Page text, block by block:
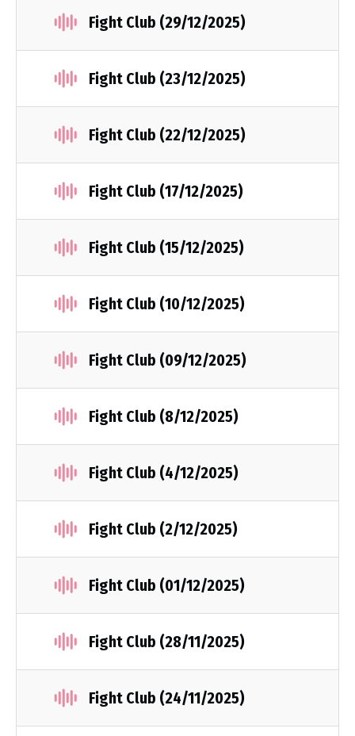
Fight Club (29/12/2025)
Fight Club (23/12/2025)
Fight Club (22/12/2025)
Fight Club (17/12/2025)
Fight Club (15/12/2025)
Fight Club (10/12/2025)
Fight Club (09/12/2025)
Fight Club (8/12/2025)
Fight Club (4/12/2025)
Fight Club (2/12/2025)
Fight Club (01/12/2025)
Fight Club (28/11/2025)
Fight Club (24/11/2025)